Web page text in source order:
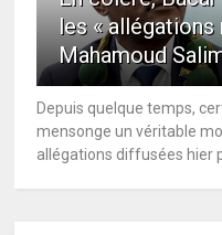
les «
Mahamoud
Depuis quelque temps,
mensonge un véritable
allégations diffusées hier